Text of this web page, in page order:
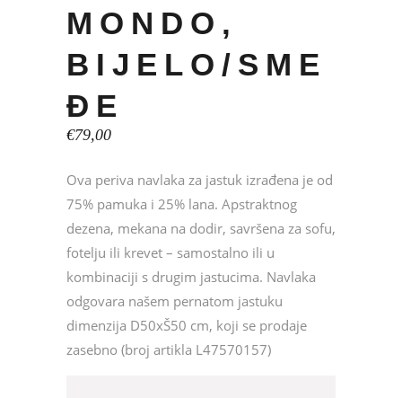
MONDO,
BIJELO/SME
ĐE
€79,00
Ova periva navlaka za jastuk izrađena je od
75% pamuka i 25% lana. Apstraktnog
dezena, mekana na dodir, savršena za sofu,
fotelju ili krevet – samostalno ili u
kombinaciji s drugim jastucima. Navlaka
odgovara našem pernatom jastuku
dimenzija D50xŠ50 cm, koji se prodaje
zasebno (broj artikla L47570157)